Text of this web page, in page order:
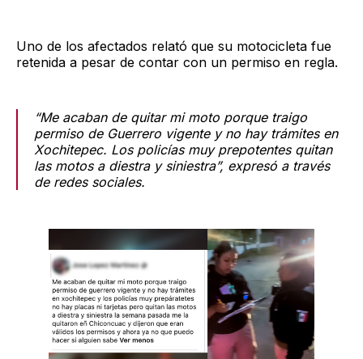
Uno de los afectados relató que su motocicleta fue
retenida a pesar de contar con un permiso en regla.
“Me acaban de quitar mi moto porque traigo
permiso de Guerrero vigente y no hay trámites en
Xochitepec. Los policías muy prepotentes quitan
las motos a diestra y siniestra”, expresó a través
de redes sociales.